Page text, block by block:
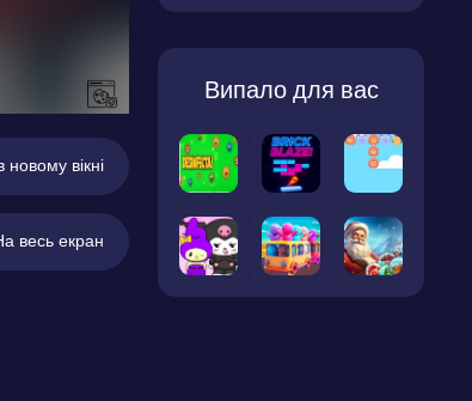
новому вікні
весь екран
Випало для вас